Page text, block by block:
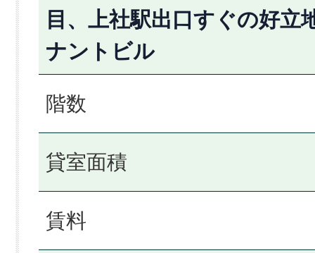
目、上社駅出口すぐの好
ナントビル
階数
貸室面積
賃料